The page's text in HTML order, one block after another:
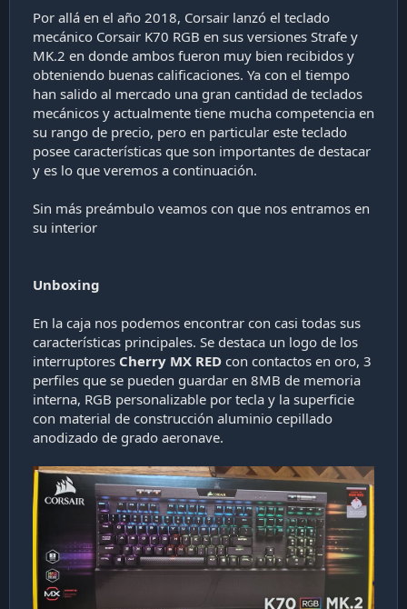
Por allá en el año 2018, Corsair lanzó el teclado
mecánico Corsair K70 RGB en sus versiones Strafe y
MK.2 en donde ambos fueron muy bien recibidos y
obteniendo buenas calificaciones. Ya con el tiempo
han salido al mercado una gran cantidad de teclados
mecánicos y actualmente tiene mucha competencia en
su rango de precio, pero en particular este teclado
posee características que son importantes de destacar
y es lo que veremos a continuación.
Sin más preámbulo veamos con que nos entramos en
su interior
Unboxing
En la caja nos podemos encontrar con casi todas sus
características principales. Se destaca un logo de los
interruptores Cherry MX RED con contactos en oro, 3
perfiles que se pueden guardar en 8MB de memoria
interna, RGB personalizable por tecla y la superficie
con material de construcción aluminio cepillado
anodizado de grado aeronave.